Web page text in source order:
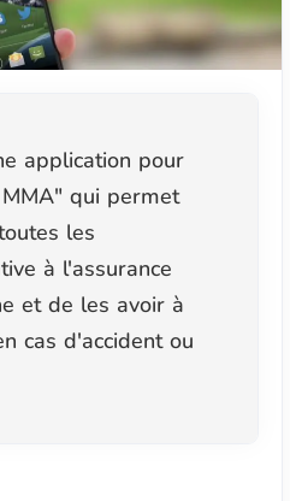
application pour
qui permet
les
à l'assurance
et de les avoir à
cas d'accident ou